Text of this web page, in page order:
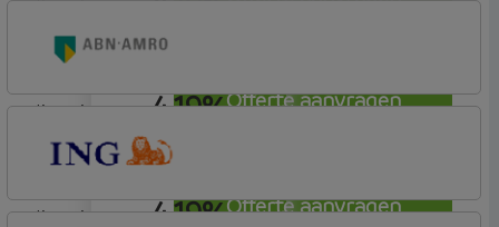
Offerte aanvragen
lineair
4,19%
Offerte aanvragen
Allianz
lineair
4,19%
Woning (Incl. Korting)
lineair